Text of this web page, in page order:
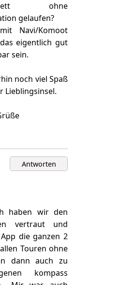
ohne
gelaufen?
Navi/Komoot
eigentlich gut
sein.
noch viel Spaß
Lieblingsinsel.
haben wir den
vertraut und
die ganzen 2
Touren ohne
dann auch zu
kompass